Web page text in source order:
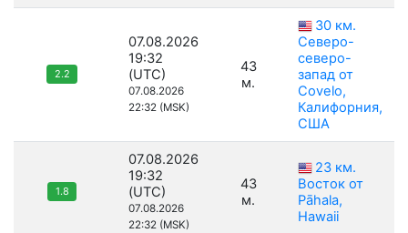
2.2
07.08.2026
19:32
(UTC)
07.08.2026
22:32 (MSK)
43
м.
30 км.
Северо-
северо-
запад от
Covelo,
Калифорния,
США
1.8
07.08.2026
19:32
(UTC)
07.08.2026
22:32 (MSK)
43
м.
23 км.
Восток от
Pāhala,
Hawaii